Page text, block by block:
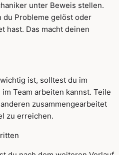
unter Beweis stellen.
du Probleme gelöst oder
hast. Das macht deinen
ist, solltest du im
Team arbeiten kannst. Teile
zusammengearbeitet
zu erreichen.